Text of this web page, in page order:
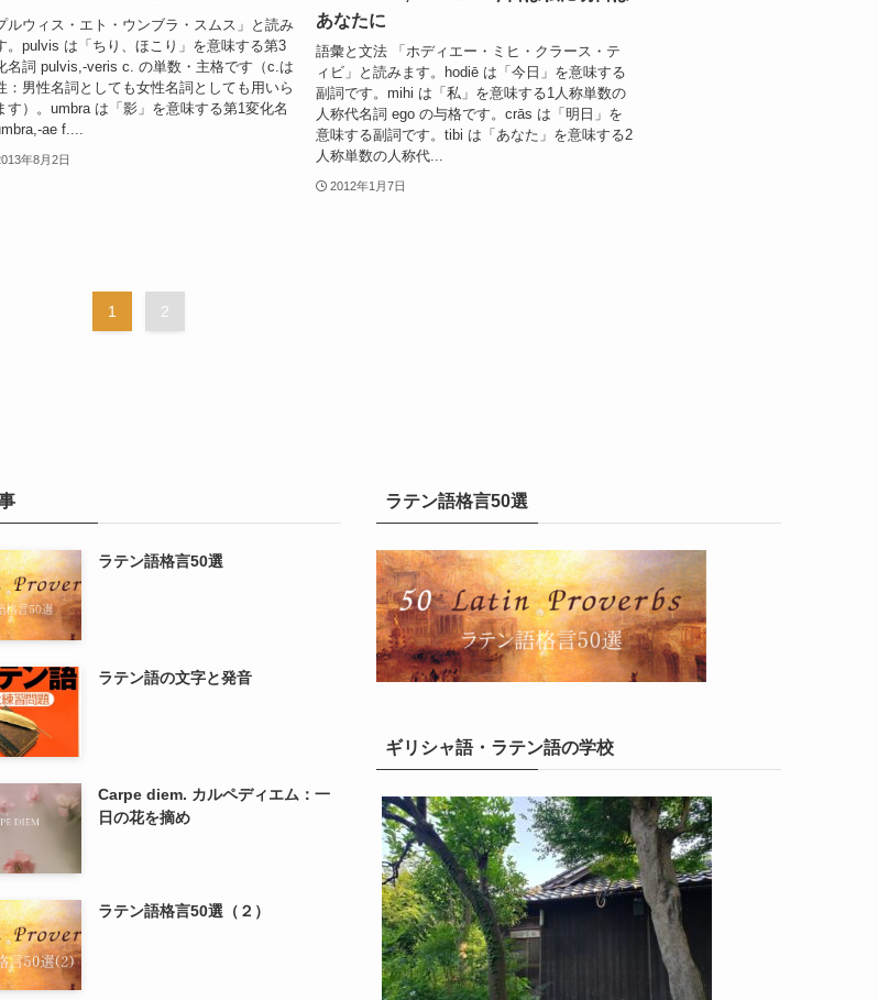
ルウィス・エト・ウンブラ・スムス」と読み
。pulvis は「ちり、ほこり」を意味する第3
名詞 pulvis,-veris c. の単数・主格です（c.は
：男性名詞としても女性名詞としても用いら
す）。umbra は「影」を意味する第1変化名
ae f....
年8月2日
あなたに
語彙と文法 「ホディエー・ミヒ・クラース・テ
ィビ」と読みます。hodiē は「今日」を意味する
副詞です。mihi は「私」を意味する1人称単数の
人称代名詞 ego の与格です。crās は「明日」を
意味する副詞です。tibi は「あなた」を意味する2
人称単数の人称代...
2012年1月7日
1 2
ラテン語格言50選
ラテン語の文字と発音
Carpe diem. カルペディエム：一
日の花を摘め
ラテン語格言50選（２）
ラテン語格言50選
ギリシャ語・ラテン語の学校